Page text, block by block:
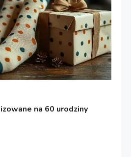
na 60 urodziny